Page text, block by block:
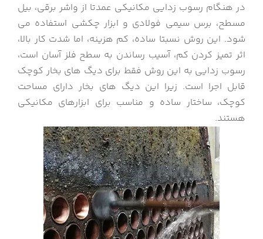
در هنگام رسوب زدایی مکانیکی عمدتا از واشر برقی، بیل
مسطح، برس سیمی فولادی و ابزار چکشی استفاده می
شود. این روش نسبتا ساده، کم هزینه، اما شدت کار بالا،
اثر تمیز کردن کم، آسیب رساندن به سطح فلز آسان است،
رسوب زدایی به این روش فقط برای دیگ های بخار کوچک
قابل اجرا است. زیرا این دیگ های بخار دارای مساحت
کوچک، ساختار ساده و مناسب برای ابزارهای مکانیکی
هستند.